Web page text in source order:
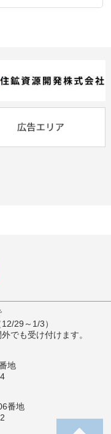
29～1/3）
でも受け付けます。
地
番地